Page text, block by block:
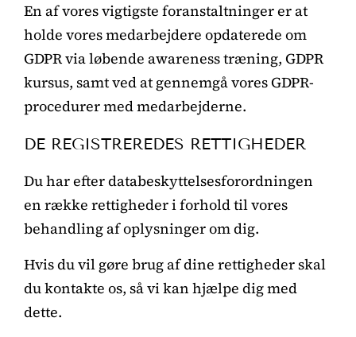
En af vores vigtigste foranstaltninger er at
holde vores medarbejdere opdaterede om
GDPR via løbende awareness træning, GDPR
kursus, samt ved at gennemgå vores GDPR-
procedurer med medarbejderne.
DE REGISTREREDES RETTIGHEDER
Du har efter databeskyttelsesforordningen
en række rettigheder i forhold til vores
behandling af oplysninger om dig.
Hvis du vil gøre brug af dine rettigheder skal
du kontakte os, så vi kan hjælpe dig med
dette.